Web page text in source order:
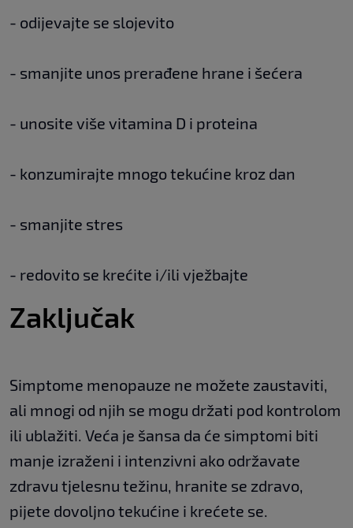
- odijevajte se slojevito
- smanjite unos prerađene hrane i šećera
- unosite više vitamina D i proteina
- konzumirajte mnogo tekućine kroz dan
- smanjite stres
- redovito se krećite i/ili vježbajte
Zaključak
Simptome menopauze ne možete zaustaviti,
ali mnogi od njih se mogu držati pod kontrolom
ili ublažiti. Veća je šansa da će simptomi biti
manje izraženi i intenzivni ako održavate
zdravu tjelesnu težinu, hranite se zdravo,
pijete dovoljno tekućine i krećete se.